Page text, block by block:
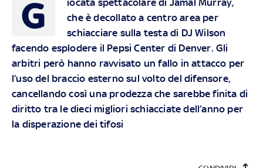
G
che è decollato a centro area per
schiacciare sulla testa di DJ Wilson
facendo esplodere il Pepsi Center di Denver. Gli
arbitri però hanno ravvisato un fallo in attacco per
l’uso del braccio esterno sul volto del difensore,
cancellando così una prodezza che sarebbe finita di
diritto tra le dieci migliori schiacciate dell’anno per
la disperazione dei tifosi